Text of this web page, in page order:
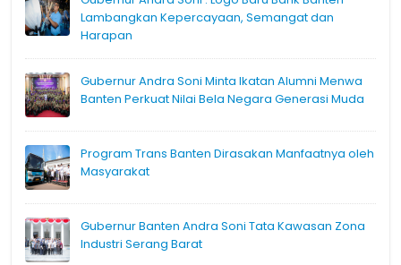
Lambangkan Kepercayaan, Semangat dan
Harapan
Gubernur Andra Soni Minta Ikatan Alumni Menwa
Banten Perkuat Nilai Bela Negara Generasi Muda
Program Trans Banten Dirasakan Manfaatnya oleh
Masyarakat
Gubernur Banten Andra Soni Tata Kawasan Zona
Industri Serang Barat